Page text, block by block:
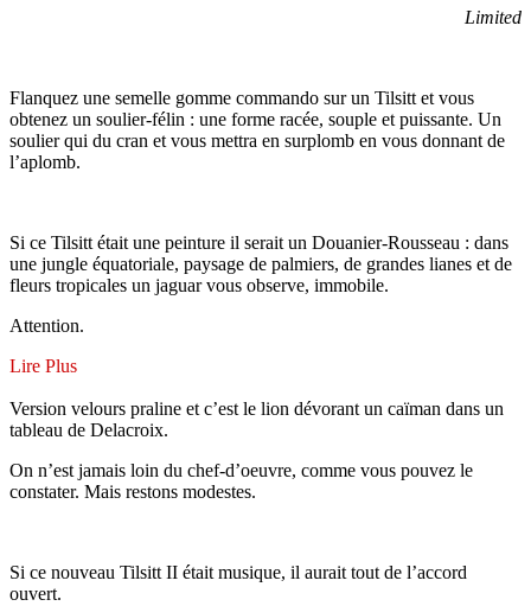
Limited
Flanquez une semelle gomme commando sur un Tilsitt et vous
obtenez un soulier-félin : une forme racée, souple et puissante. Un
soulier qui du cran et vous mettra en surplomb en vous donnant de
l’aplomb.
Si ce Tilsitt était une peinture il serait un Douanier-Rousseau : dans
une jungle équatoriale, paysage de palmiers, de grandes lianes et de
fleurs tropicales un jaguar vous observe, immobile.
Attention.
Lire Plus
Version velours praline et c’est le lion dévorant un caïman dans un
tableau de Delacroix.
On n’est jamais loin du chef-d’oeuvre, comme vous pouvez le
constater. Mais restons modestes.
Si ce nouveau Tilsitt II était musique, il aurait tout de l’accord
ouvert.